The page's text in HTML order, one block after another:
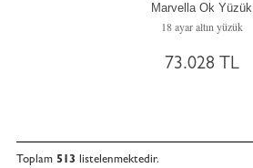
Marvella Ok Yüzük
18 ayar altın yüzük
73.028 TL
Toplam 513 listelenmektedir.